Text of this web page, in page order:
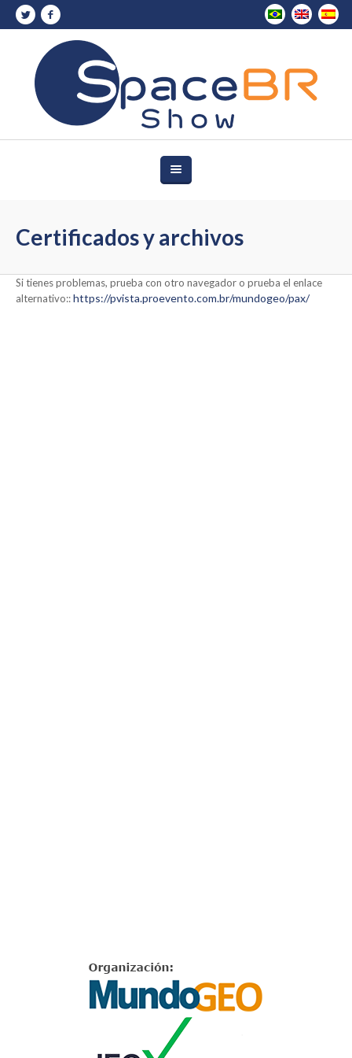
Certificados y archivos
Si tienes problemas, prueba con otro navegador o prueba el enlace
alternativo::https://pvista.proevento.com.br/mundogeo/pax/